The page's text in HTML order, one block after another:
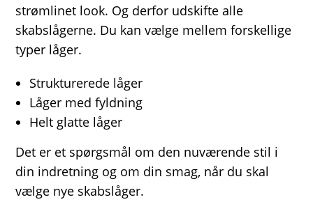
strømlinet look. Og derfor udskifte alle
skabslågerne. Du kan vælge mellem forskellige
typer låger.
Strukturerede låger
Låger med fyldning
Helt glatte låger
Det er et spørgsmål om den nuværende stil i
din indretning og om din smag, når du skal
vælge nye skabslåger.